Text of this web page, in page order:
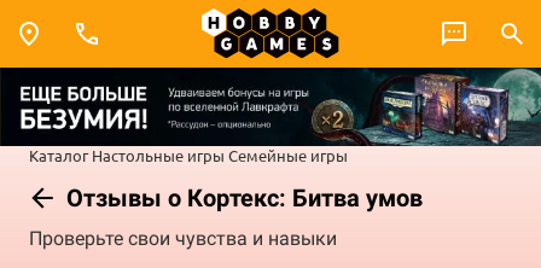
Каталог Настольные игры Семейные игры
Отзывы о Кортекс: Битва умов
Проверьте свои чувства и навыки